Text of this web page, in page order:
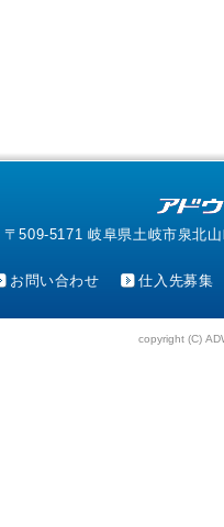
〒509-5171 岐阜県土岐市泉北
お問い合わせ 仕入先募集
copyright (C)